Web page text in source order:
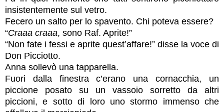
insistentemente sul vetro.
Fecero un salto per lo spavento. Chi poteva essere?
“Craaa craaa, sono Raf. Aprite!”
“Non fate i fessi e aprite quest’affare!” disse la voce di
Don Picciotto.
Anna sollevò una tapparella.
Fuori dalla finestra c’erano una cornacchia, un
piccione posato su un vassoio sorretto da altri
piccioni, e sotto di loro uno stormo immenso che